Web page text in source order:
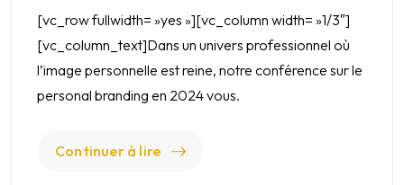
[vc_row fullwidth= »yes »][vc_column width= »1/3″]
[vc_column_text]Dans un univers professionnel où
l’image personnelle est reine, notre conférence sur le
personal branding en 2024 vous.
Continuer à lire